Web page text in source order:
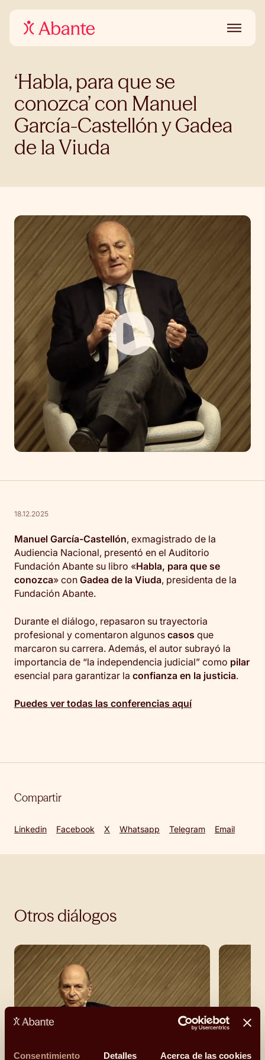
Consentimiento Detalles Acerca de las cookies
‘Habla, para que se
conozca’ con Manuel
García-Castellón y Gadea
de la Viuda
18.12.2025
Manuel García-Castellón, exmagistrado de la
Audiencia Nacional, presentó en el Auditorio
Fundación Abante su libro «Habla, para que se
conozca» con Gadea de la Viuda, presidenta de la
Fundación Abante.
Durante el diálogo, repasaron su trayectoria
profesional y comentaron algunos casos que
marcaron su carrera. Además, el autor subrayó la
importancia de “la independencia judicial” como pilar
esencial para garantizar la confianza en la justicia.
Puedes ver todas las conferencias aquí
Compartir
Linkedin Facebook X Whatsapp Telegram Email
Otros diálogos